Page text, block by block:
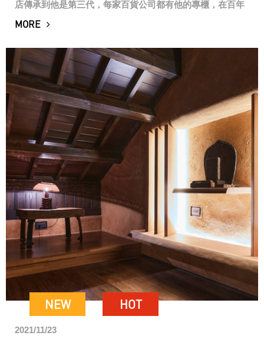
店傳承到他是第三代，每家百貨公司都有他的專櫃，在百年
瑞士及各大鐘錶品牌的薰陶下，對於設計及品質的要求極為
MORE
NEW HOT
2021/11/23